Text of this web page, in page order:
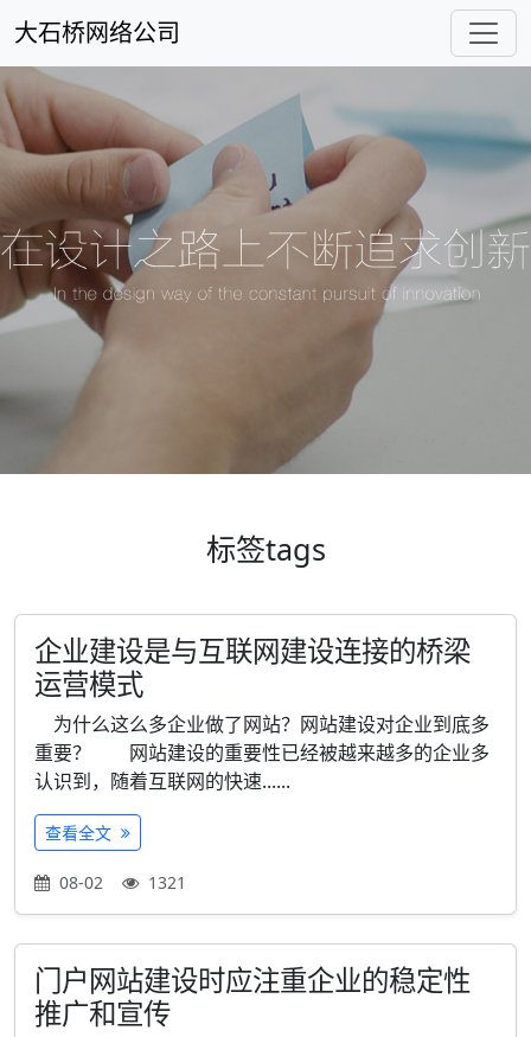
大石桥网络公司
标签tags
企业建设是与互联网建设连接的桥梁
运营模式
为什么这么多企业做了网站？网站建设对企业到底多
重要？ 网站建设的重要性已经被越来越多的企业多
认识到，随着互联网的快速......
查看全文
08-02 1321
门户网站建设时应注重企业的稳定性
推广和宣传